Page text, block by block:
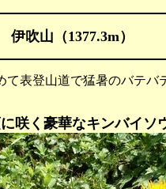
伊吹山（1377.3m）
登山道で猛暑のバテバテ
咲く豪華なキンバイソ